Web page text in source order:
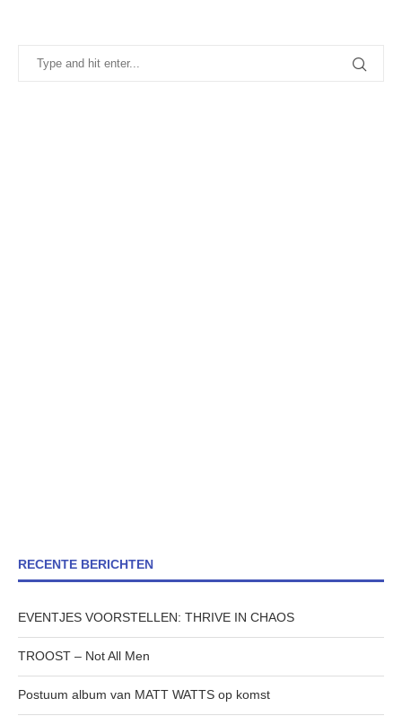
RECENTE BERICHTEN
EVENTJES VOORSTELLEN: THRIVE IN CHAOS
TROOST – Not All Men
Postuum album van MATT WATTS op komst